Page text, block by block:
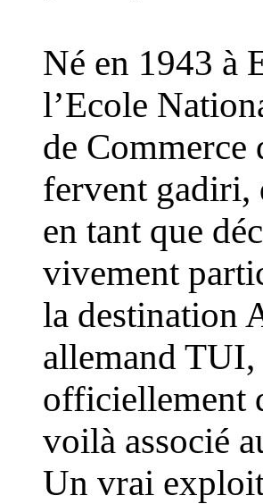
Né en 1943 à
l’Ecole
de Commerce
fervent gadiri,
en tant que
vivement
la destination
allemand TUI,
officiellement
voilà associé
Un vrai